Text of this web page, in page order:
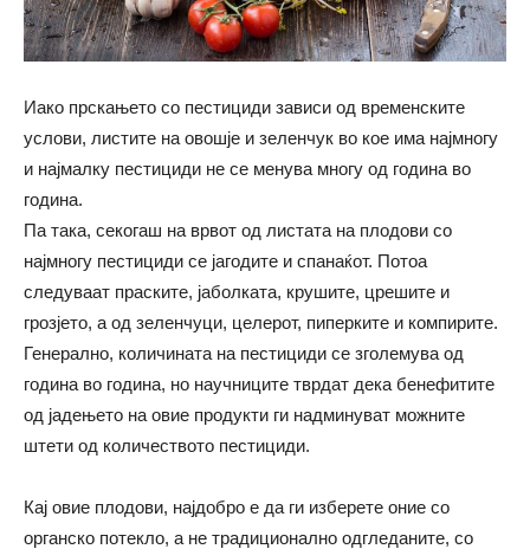
Иако прскањето со пестициди зависи од временските
услови, листите на овошје и зеленчук во кое има најмногу
и најмалку пестициди не се менува многу од година во
година.
Па така, секогаш на врвот од листата на плодови со
најмногу пестициди се јагодите и спанаќот. Потоа
следуваат праските, јаболката, крушите, црешите и
грозјето, а од зеленчуци, целерот, пиперките и компирите.
Генерално, количината на пестициди се зголемува од
година во година, но научниците тврдат дека бенефитите
од јадењето на овие продукти ги надминуват можните
штети од количеството пестициди.
Кај овие плодови, најдобро е да ги изберете оние со
органско потекло, а не традиционално одгледаните, со